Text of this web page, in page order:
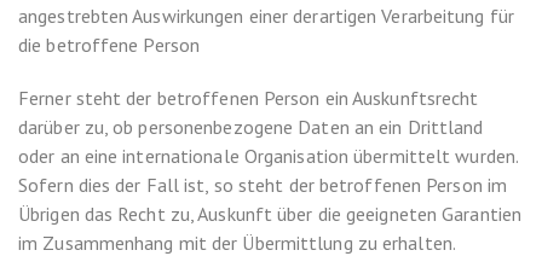
angestrebten Auswirkungen einer derartigen Verarbeitung für
die betroffene Person
Ferner steht der betroffenen Person ein Auskunftsrecht
darüber zu, ob personenbezogene Daten an ein Drittland
oder an eine internationale Organisation übermittelt wurden.
Sofern dies der Fall ist, so steht der betroffenen Person im
Übrigen das Recht zu, Auskunft über die geeigneten Garantien
im Zusammenhang mit der Übermittlung zu erhalten.